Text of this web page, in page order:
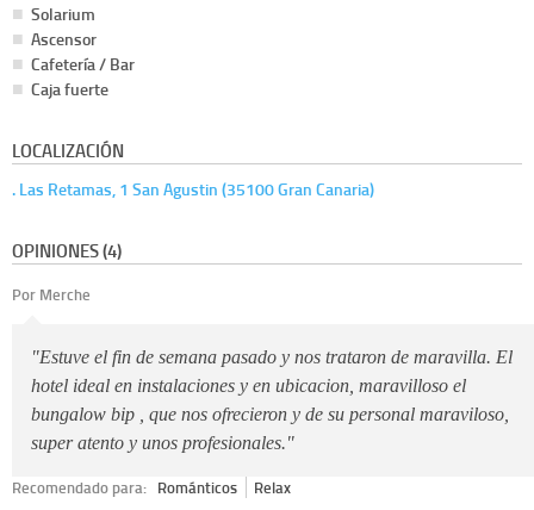
Solarium
Ascensor
Cafetería / Bar
Caja fuerte
LOCALIZACIÓN
. Las Retamas, 1 San Agustin (35100 Gran Canaria)
OPINIONES (4)
Por Merche
"Estuve el fin de semana pasado y nos trataron de maravilla. El
hotel ideal en instalaciones y en ubicacion, maravilloso el
bungalow bip , que nos ofrecieron y de su personal maraviloso,
super atento y unos profesionales."
Recomendado para: Románticos Relax